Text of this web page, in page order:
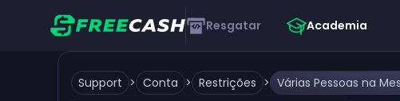
Resgatar Academia
Support > Conta > Restrições >